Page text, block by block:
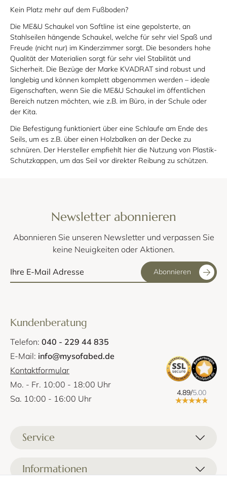
Kein Platz mehr auf dem Fußboden?
Die ME&U Schaukel von Softline ist eine gepolsterte, an
Stahlseilen hängende Schaukel, welche für sehr viel Spaß und
Freude (nicht nur) im Kinderzimmer sorgt. Die besonders hohe
Qualität der Materialien sorgt für sehr viel Stabilität und
Sicherheit. Die Bezüge der Marke KVADRAT sind robust und
langlebig und können komplett abgenommen werden – ideale
Eigenschaften, wenn Sie die ME&U Schaukel im öffentlichen
Bereich nutzen möchten, wie z.B. im Büro, in der Schule oder
der Kita.
Die Befestigung funktioniert über eine Schlaufe am Ende des
Seils, um es z.B. über einen Holzbalken an der Decke zu
schnüren. Der Hersteller empfiehlt hier die Nutzung von Plastik-
Schutzkappen, um das Seil vor direkter Reibung zu schützen.
Newsletter abonnieren
Abonnieren Sie unseren Newsletter und verpassen Sie
keine Neuigkeiten oder Aktionen.
Abonnieren
Kundenberatung
Telefon: 040 - 229 44 835
E-Mail: info@mysofabed.de
Kontaktformular
Mo. - Fr. 10:00 - 18:00 Uhr
Sa. 10:00 - 16:00 Uhr
4.89/5.00
Service
Liefer- und Versandkosten
Zahlungsmöglichkeiten
Informationen